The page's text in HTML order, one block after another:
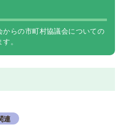
らの市町村協議会についての
。
連